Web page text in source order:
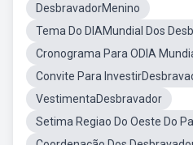
DesbravadorMenino
Tema Do DIAMundial Dos
Cronograma Para ODIA
Convite Para
VestimentaDesbravador
Setima Regiao Do Oeste Do